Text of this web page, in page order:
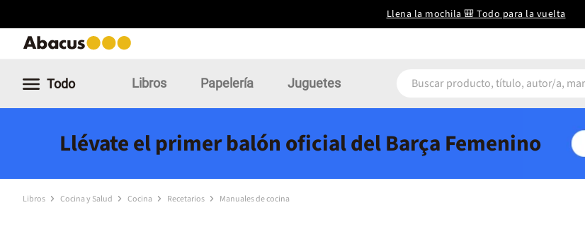
Llena la mochila 🎒 Todo para la vuelta
Todo Libros Papelería Juguetes
Llévate el primer balón oficial del Barça Femenino
Libros Cocina y Salud Cocina Recetarios Manuales de cocina